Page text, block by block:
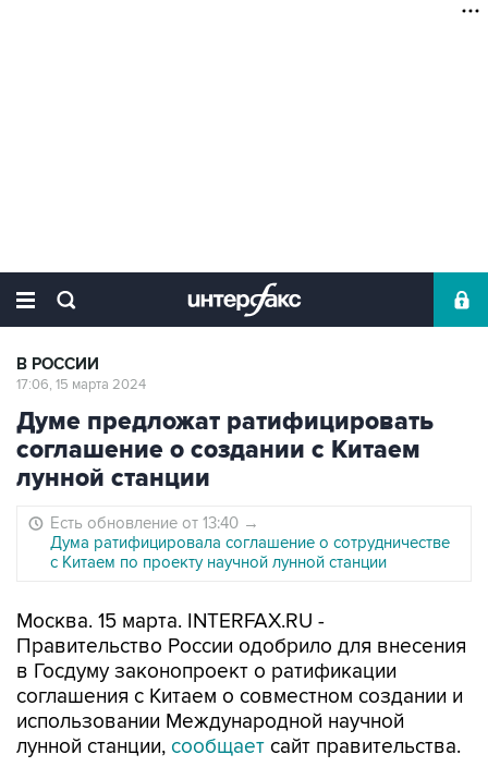
В РОССИИ
17:06, 15 марта 2024
Думе предложат ратифицировать
соглашение о создании с Китаем
лунной станции
Есть обновление от 13:40 →
Дума ратифицировала соглашение о сотрудничестве
с Китаем по проекту научной лунной станции
Москва. 15 марта. INTERFAX.RU -
Правительство России одобрило для внесения
в Госдуму законопроект о ратификации
соглашения с Китаем о совместном создании и
использовании Международной научной
лунной станции, сообщает сайт правительства.